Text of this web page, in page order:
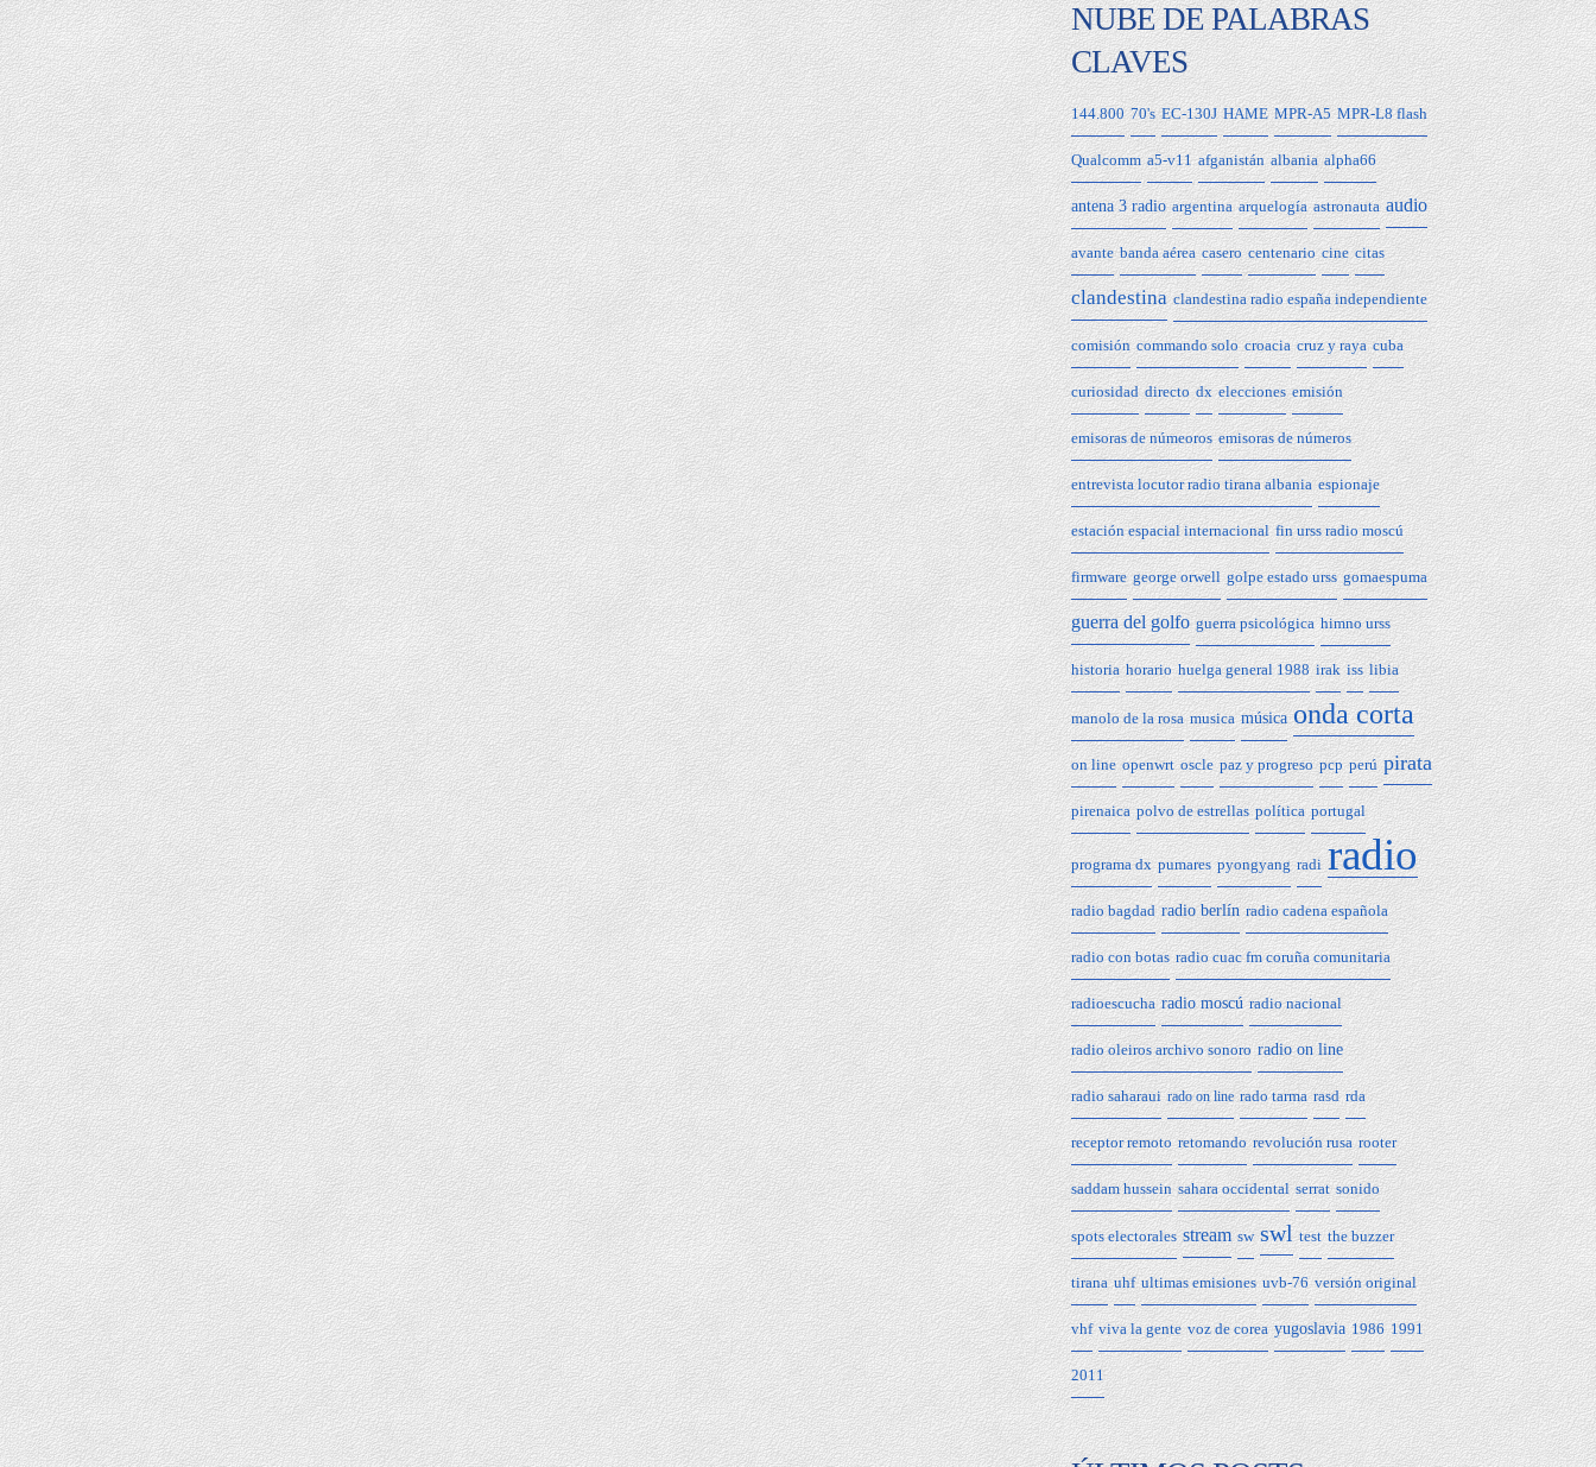
NUBE DE PALABRAS
CLAVES
144.800 70's EC-130J HAME MPR-A5 MPR-L8 flash
Qualcomm a5-v11 afganistán albania alpha66
antena 3 radio argentina arquelogía astronauta audio
avante banda aérea casero centenario cine citas
clandestina clandestina radio españa independiente
comisión commando solo croacia cruz y raya cuba
curiosidad directo dx elecciones emisión
emisoras de númeoros emisoras de números
entrevista locutor radio tirana albania espionaje
estación espacial internacional fin urss radio moscú
firmware george orwell golpe estado urss gomaespuma
guerra del golfo guerra psicológica himno urss
historia horario huelga general 1988 irak iss libia
manolo de la rosa musica música onda corta
on line openwrt oscle paz y progreso pcp perú pirata
pirenaica polvo de estrellas política portugal
programa dx pumares pyongyang radi radio
radio bagdad radio berlín radio cadena española
radio con botas radio cuac fm coruña comunitaria
radioescucha radio moscú radio nacional
radio oleiros archivo sonoro radio on line
radio saharaui rado on line rado tarma rasd rda
receptor remoto retomando revolución rusa rooter
saddam hussein sahara occidental serrat sonido
spots electorales stream sw swl test the buzzer
tirana uhf ultimas emisiones uvb-76 versión original
vhf viva la gente voz de corea yugoslavia 1986 1991
2011